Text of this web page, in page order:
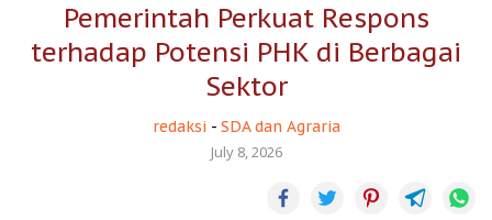
Pemerintah Perkuat Respons
terhadap Potensi PHK di Berbagai
Sektor
redaksi - SDA dan Agraria
July 8, 2026